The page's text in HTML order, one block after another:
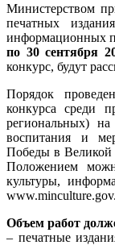
Министерством
печатных
информационных
по 30 сентября
конкурс, будут
Порядок
конкурса среди
региональных)
воспитания и
Победы в Великой
Положением
культуры,
Объем работ
– печатные